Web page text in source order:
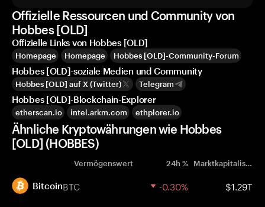
Offizielle Ressourcen und Community von
Hobbes [OLD]
Offizielle Links von Hobbes [OLD]
Homepage Homepage Hobbes [OLD]-Community-Forum
Hobbes [OLD]-soziale Medien und Community
Hobbes [OLD] auf X (Twitter) Telegram
Hobbes [OLD]-Blockchain-Explorer
etherscan.io intel.arkm.com ethplorer.io
Ähnliche Kryptowährungen wie Hobbes
[OLD] (HOBBES)
Vermögenswert 24h % Marktkapitalisierung
BitcoinBTC -0.30% $1.29T